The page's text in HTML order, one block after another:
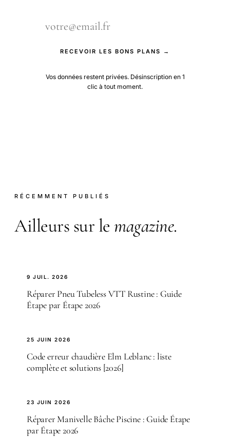
RECEVOIR LES BONS PLANS →
Vos données restent privées. Désinscription en 1
clic à tout moment.
RÉCEMMENT PUBLIÉS
Ailleurs sur le magazine.
9 JUIL. 2026
Réparer Pneu Tubeless VTT Rustine : Guide
Étape par Étape 2026
25 JUIN 2026
Code erreur chaudière Elm Leblanc : liste
complète et solutions [2026]
23 JUIN 2026
Réparer Manivelle Bâche Piscine : Guide Étape
par Étape 2026